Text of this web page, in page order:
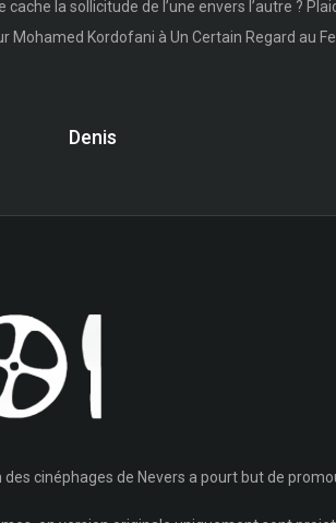
cache la sollicitude de l’une envers l’autre ?
Mohamed Kordofani à Un Certain Regard au
Denis
des cinéphages de Nevers a pourt but de